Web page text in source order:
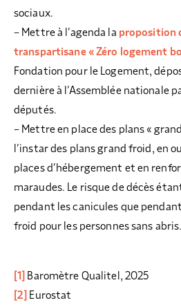
sociaux.
– Mettre à l’agenda la proposition
transpartisane « Zéro logement
Fondation pour le Logement,
dernière à l’Assemblée nationale
députés.
– Mettre en place des plans «
l’instar des plans grand froid, en
places d’hébergement et en
maraudes. Le risque de décès
pendant les canicules que
froid pour les personnes sans abris.
[1]
Baromètre Qualitel, 2025
[2]
Eurostat